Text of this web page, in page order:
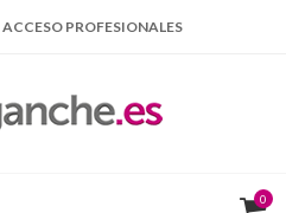
ACCESO PROFESIONALES
0